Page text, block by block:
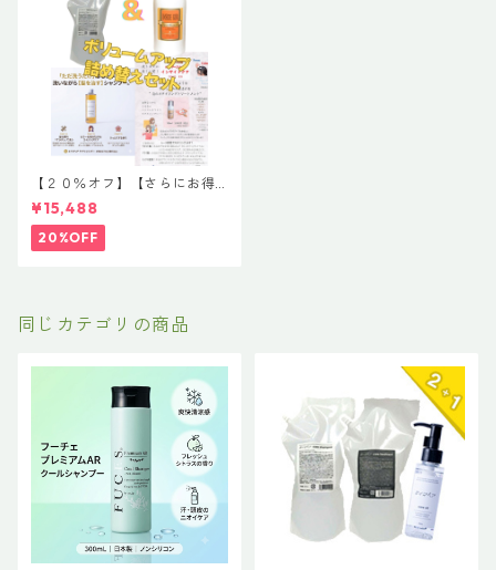
【２０％オフ】【さらにお得
な詰め替え】【髪のボリュー
ムアップコンビ】イマヘアケ
アシャンプー８００ml＆イン
サイドクア１０００ml
¥15,488
20%OFF
同じカテゴリの商品